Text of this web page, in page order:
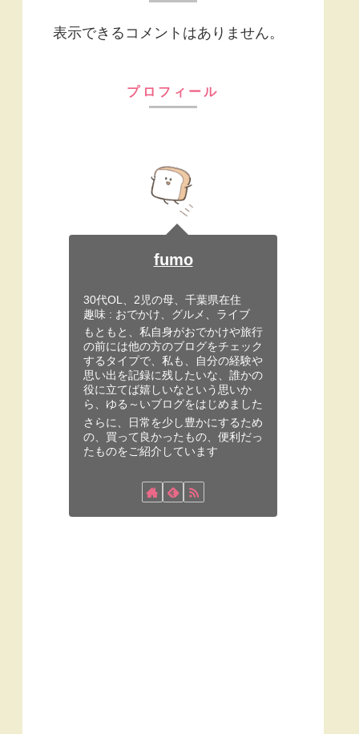
表示できるコメントはありません。
プロフィール
fumo
30代OL、2児の母、千葉県在住
趣味 : おでかけ、グルメ、ライブ
もともと、私自身がおでかけや旅行
の前には他の方のブログをチェック
するタイプで、私も、自分の経験や
思い出を記録に残したいな、誰かの
役に立てば嬉しいなという思いか
ら、ゆる～いブログをはじめました
さらに、日常を少し豊かにするため
の、買って良かったもの、便利だっ
たものをご紹介しています